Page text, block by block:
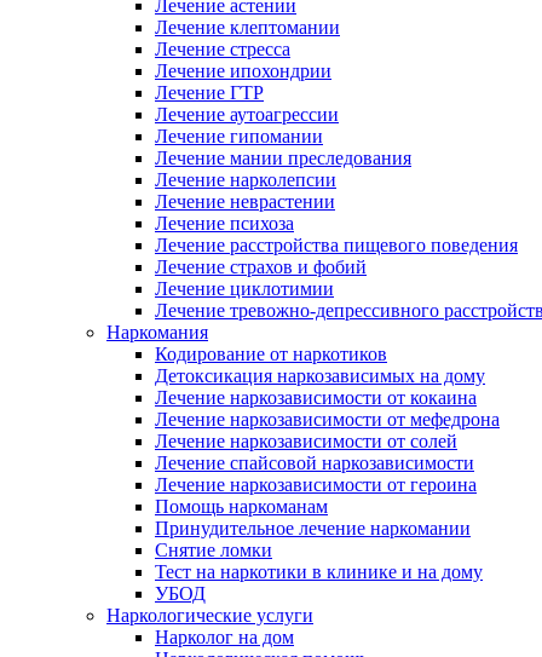
Лечение астении
Лечение клептомании
Лечение стресса
Лечение ипохондрии
Лечение ГТР
Лечение аутоагрессии
Лечение гипомании
Лечение мании преследования
Лечение нарколепсии
Лечение неврастении
Лечение психоза
Лечение расстройства пищевого поведения
Лечение страхов и фобий
Лечение циклотимии
Лечение тревожно-депрессивного
Наркомания
Кодирование от наркотиков
Детоксикация наркозависимых на дому
Лечение наркозависимости от кокаина
Лечение наркозависимости от мефедрона
Лечение наркозависимости от солей
Лечение спайсовой наркозависимости
Лечение наркозависимости от героина
Помощь наркоманам
Принудительное лечение наркомании
Снятие ломки
Тест на наркотики в клинике и на дому
УБОД
Наркологические услуги
Нарколог на дом